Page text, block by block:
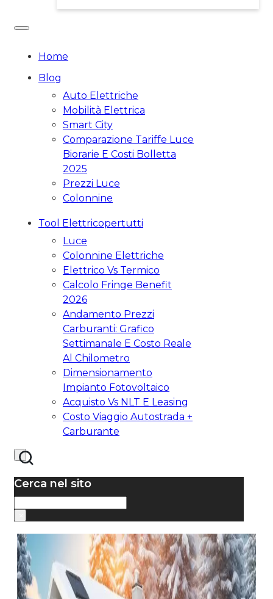
Home
Blog
Auto Elettriche
Mobilità Elettrica
Smart City
Comparazione Tariffe Luce
Biorarie E Costi Bolletta
2025
Prezzi Luce
Colonnine
Tool Elettricopertutti
Luce
Colonnine Elettriche
Elettrico Vs Termico
Calcolo Fringe Benefit
2026
Andamento Prezzi
Carburanti: Grafico
Settimanale E Costo Reale
Al Chilometro
Dimensionamento
Impianto Fotovoltaico
Acquisto Vs NLT E Leasing
Costo Viaggio Autostrada +
Carburante
Cerca nel sito